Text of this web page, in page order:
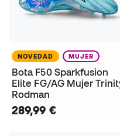
NOVEDAD MUJER
Bota F50 Sparkfusion
Elite FG/AG Mujer
Rodman
289,99 €